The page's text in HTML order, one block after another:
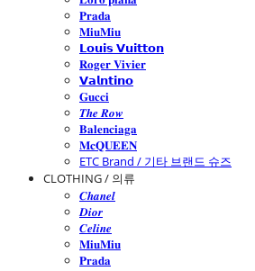
𝐏𝐫𝐚𝐝𝐚
𝐌𝐢𝐮𝐌𝐢𝐮
𝗟𝗼𝘂𝗶𝘀 𝗩𝘂𝗶𝘁𝘁𝗼𝗻
𝐑𝐨𝐠𝐞𝐫 𝐕𝐢𝐯𝐢𝐞𝐫
𝗩𝗮𝗹𝗻𝘁𝗶𝗻𝗼
𝐆𝐮𝐜𝐜𝐢
𝑻𝒉𝒆 𝑹𝒐𝒘
𝐁𝐚𝐥𝐞𝐧𝐜𝐢𝐚𝐠𝐚
𝐌𝐜𝐐𝐔𝐄𝐄𝐍
ETC Brand / 기타 브랜드 슈즈
CLOTHING / 의류
𝑪𝒉𝒂𝒏𝒆𝒍
𝑫𝒊𝒐𝒓
𝑪𝒆𝒍𝒊𝒏𝒆
𝐌𝐢𝐮𝐌𝐢𝐮
𝐏𝐫𝐚𝐝𝐚